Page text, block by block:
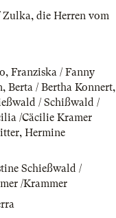
Zulka, die Herren vom
, Franziska / Fanny
, Berta / Bertha Konnert,
/ Schißwald /
/Cäcilie Kramer
, Hermine
Schießwald /
/Krammer